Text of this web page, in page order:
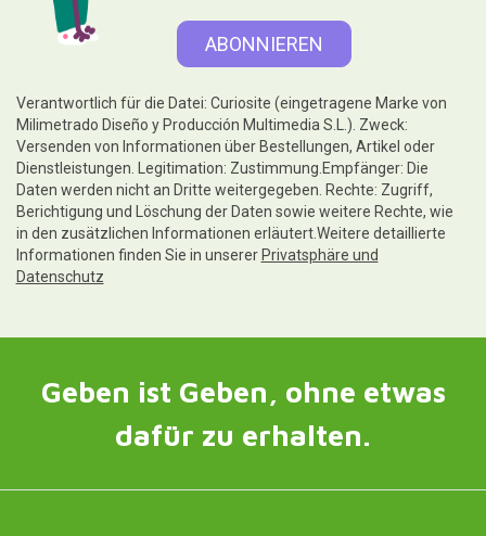
Verantwortlich für die Datei: Curiosite (eingetragene Marke von
Milimetrado Diseño y Producción Multimedia S.L.). Zweck:
Versenden von Informationen über Bestellungen, Artikel oder
Dienstleistungen. Legitimation: Zustimmung.Empfänger: Die
Daten werden nicht an Dritte weitergegeben. Rechte: Zugriff,
Berichtigung und Löschung der Daten sowie weitere Rechte, wie
in den zusätzlichen Informationen erläutert.Weitere detaillierte
Informationen finden Sie in unsererPrivatsphäre und
Datenschutz
Geben ist Geben, ohne etwas
dafür zu erhalten.